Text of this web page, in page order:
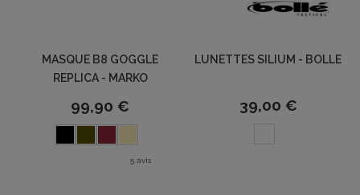
MASQUE B8 GOGGLE
REPLICA - MARKO
99,90 €
5 avis
LUNETTES SILIUM - BOLLE
39,00 €